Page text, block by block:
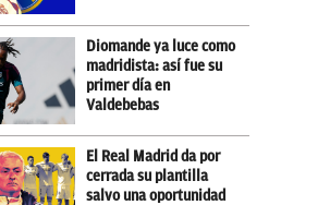
Diomande ya luce como
madridista: así fue su
primer día en
Valdebebas
El Real Madrid da por
cerrada su plantilla
salvo una oportunidad